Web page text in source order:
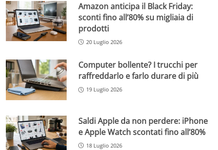
Amazon anticipa il Black Friday:
sconti fino all’80% su migliaia di
prodotti
20 Luglio 2026
Computer bollente? I trucchi per
raffreddarlo e farlo durare di più
19 Luglio 2026
Saldi Apple da non perdere: iPhone
e Apple Watch scontati fino all’80%
18 Luglio 2026